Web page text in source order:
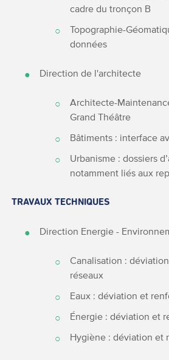
cadre du tronçon B
Topographie-
données
Direction de l'architecte
Architecte-
Grand Théâtre
Bâtiments : interface
Urbanisme : dossiers
notamment liés aux
TRAVAUX TECHNIQUES
Direction Energie -
Canalisation :
réseaux
Eaux : déviation et
Énergie : déviation et
Hygiène : déviation et